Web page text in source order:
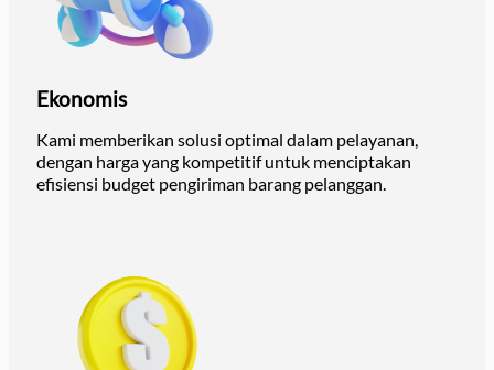
Ekonomis
Kami memberikan solusi optimal dalam pelayanan,
dengan harga yang kompetitif untuk menciptakan
efisiensi budget pengiriman barang pelanggan.